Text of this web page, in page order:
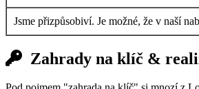
Jsme přizpůsobiví. Je možné, že v naší
Zahrady na klíč &